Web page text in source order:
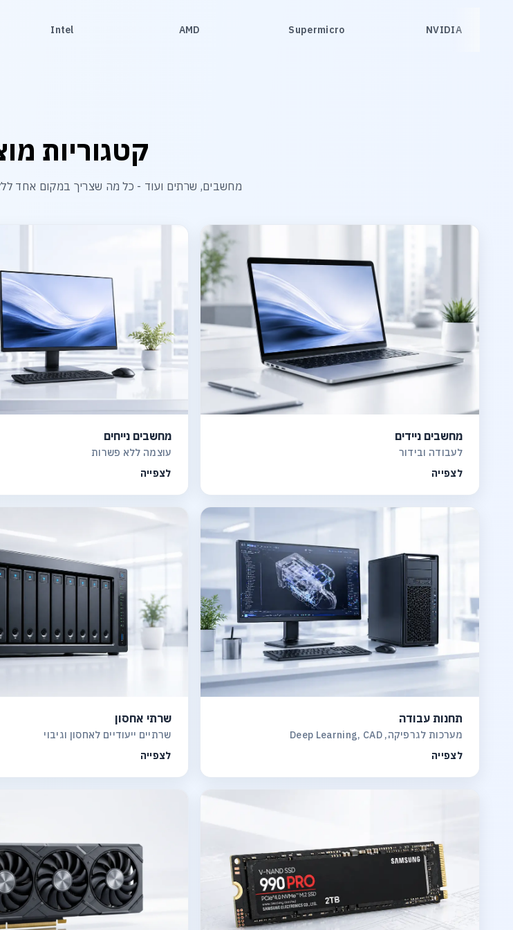
Intel AMD Supermicro NVIDIA
קטגוריות
מחשבים, שרתים ועוד - כל מה שצריך במקום אחד
מחשבים ניידים
לעבודה ובידור
לצפייה
מחשבים נייחים
עוצמה ללא פשרות
לצפייה
תחנות עבודה
מערכות לגרפיקה, Deep Learning, CAD
לצפייה
שרתי אחסון
שרתיים ייעודיים לאחסון וגיבוי
לצפייה